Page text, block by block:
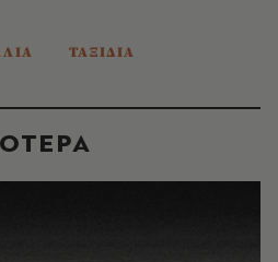
ΤΑΞΙΔΙΑ